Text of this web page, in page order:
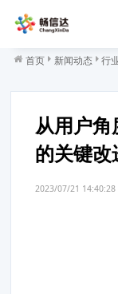
首页 新闻动态 行
从用户
的关键改
2023/07/21 14:40:28